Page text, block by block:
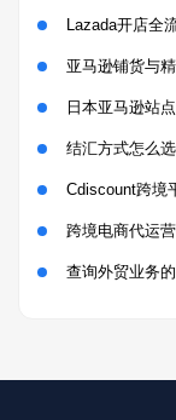
Lazada开店全
亚马逊铺货与
日本亚马逊站
结汇方式怎么
Cdiscount跨境
跨境电商代运
查询外贸业务